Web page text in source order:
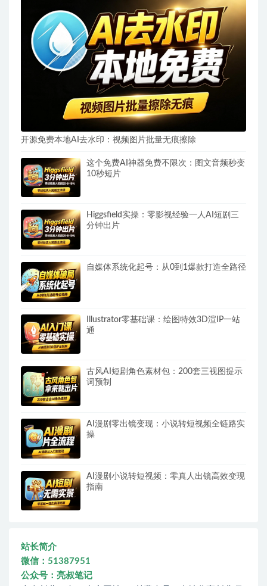
开源免费本地AI去水印：视频图片批量无痕擦除
这个免费AI神器免费不限次：图文音频秒变
10秒短片
Higgsfield实操：零影视经验一人AI短剧三
分钟出片
自媒体系统化起号：从0到1爆款打造全路径
Illustrator零基础课：绘图特效3D渲IP一站
通
古风AI短剧角色素材包：200套三视图提示
词预制
AI漫剧零出镜变现：小说转短视频全链路实
操
AI漫剧小说转短视频：零真人出镜高效变现
指南
站长简介
微信：51387951
公众号：亮叔笔记